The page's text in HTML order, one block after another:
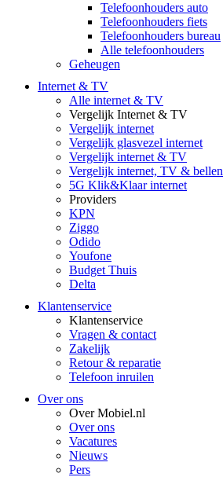
Telefoonhouders auto
Telefoonhouders fiets
Telefoonhouders bureau
Alle telefoonhouders
Geheugen
Internet & TV
Alle internet & TV
Vergelijk Internet & TV
Vergelijk internet
Vergelijk glasvezel internet
Vergelijk internet & TV
Vergelijk internet, TV & bellen
5G Klik&Klaar internet
Providers
KPN
Ziggo
Odido
Youfone
Budget Thuis
Delta
Klantenservice
Klantenservice
Vragen & contact
Zakelijk
Retour & reparatie
Telefoon inruilen
Over ons
Over Mobiel.nl
Over ons
Vacatures
Nieuws
Pers